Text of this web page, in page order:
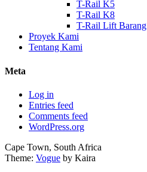
T-Rail K5
T-Rail K8
T-Rail Lift Barang
Proyek Kami
Tentang Kami
Meta
Log in
Entries feed
Comments feed
WordPress.org
Cape Town, South Africa
Theme: Vogue by Kaira